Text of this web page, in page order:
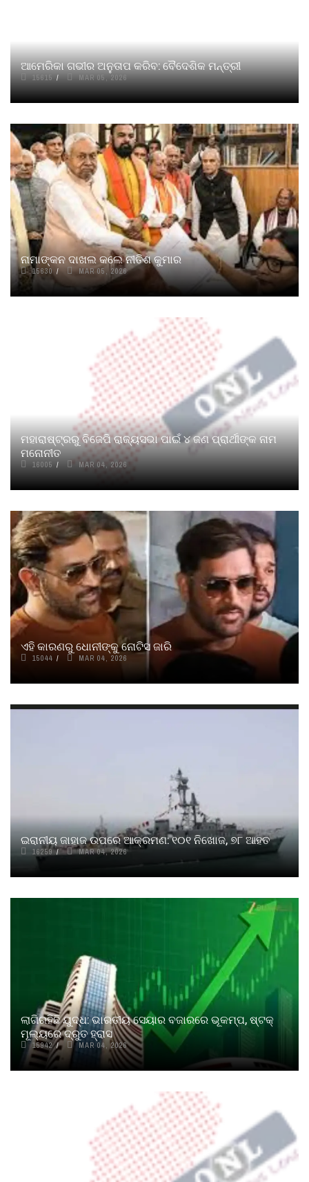
ଆମେରିକା ଗଭୀର ଅନୁତାପ କରିବ: ବୈଦେଶିକ ମନ୍ତ୍ରୀ
15615 MAR 05, 2026
ନାମାଙ୍କନ ଦାଖଲ କଲେ ନୀତିଶ କୁମାର
15630 MAR 05, 2026
ମହାରାଷ୍ଟ୍ରରୁ ବିଜେପି ରାଜ୍ୟସଭା ପାଇଁ ୪ ଜଣ ପ୍ରାର୍ଥୀଙ୍କ ନାମ
ମନୋନୀତ
16005 MAR 04, 2026
ଏହି କାରଣରୁ ଧୋନୀଙ୍କୁ ନୋଟିସ ଜାରି
15044 MAR 04, 2026
ଇରାନୀୟ ଜାହାଜ ଉପରେ ଆକ୍ରମଣ: ୧୦୧ ନିଖୋଜ, ୭୮ ଆହତ
16259 MAR 04, 2026
ଲାଗିରହିଛି ଯୁଦ୍ଧ: ଭାରତୀୟ ସେୟାର ବଜାରରେ ଭୂକମ୍ପ, ଷ୍ଟକ୍
ମୂଲ୍ୟରେ ଦ୍ରୁତ ହ୍ରାସ
15942 MAR 04, 2026